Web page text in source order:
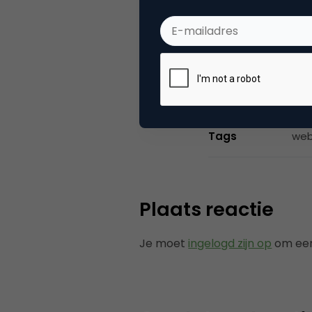
Tags
Plaats reactie
Je moet ingelogd zijn op om